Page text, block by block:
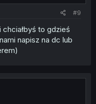
#9
to gdzieś
napisz na dc lub